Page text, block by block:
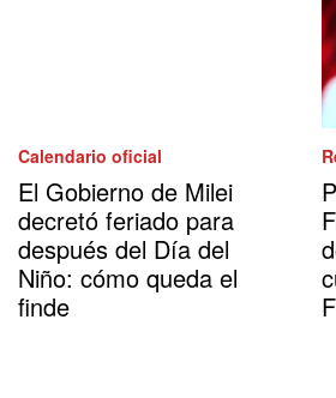
Calendario oficial
El Gobierno de Milei
decretó feriado para
después del Día del
Niño: cómo queda el
finde